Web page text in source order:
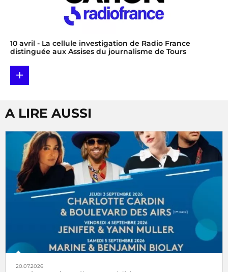
10 avril - La cellule investigation de Radio France
distinguée aux Assises du journalisme de Tours
+
A LIRE AUSSI
20.07.2026